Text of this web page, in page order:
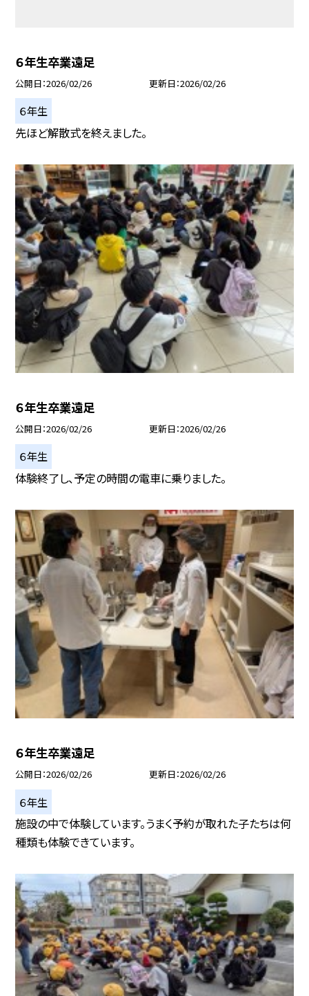
６年生卒業遠足
公開日 2026/02/26 更新日 2026/02/26
６年生
先ほど解散式を終えました。
６年生卒業遠足
公開日 2026/02/26 更新日 2026/02/26
６年生
体験終了し、予定の時間の電車に乗りました。
６年生卒業遠足
公開日 2026/02/26 更新日 2026/02/26
６年生
施設の中で体験しています。うまく予約が取れた子たちは何
種類も体験できています。